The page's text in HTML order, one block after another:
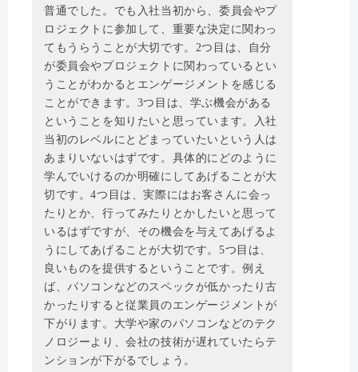
普通でした。でも入社当初から、委員会やプ
ロジェクトに参加して、重要な決定に関わっ
てもうらうことが大切です。2つ目は、自分
が委員会やプロジェクトに関わっているとい
うことがわかるとエンゲージメントを感じる
ことができます。3つ目は、学ぶ機会がある
ということを知りたいと思っています。入社
当初のレベルにとどまっていたいという人は
あまりいないはずです。具体的にどのように
学んでいけるのか明確にしてあげることが大
切です。4つ目は、実際にはお客さんに会っ
たりとか、行ってみたりとかしたいと思って
いるはずですが、その機会を与えてあげるよ
うにしてあげることが大切です。5つ目は、
良いものを提供するということです。例え
ば、パソコンなどのスペックが低かったり古
かったりすると従業員のエンゲージメントが
下がります。大学や家のパソコンなどのテク
ノロジーより、会社の技術が遅れていたらテ
ンションが下がるでしょう。